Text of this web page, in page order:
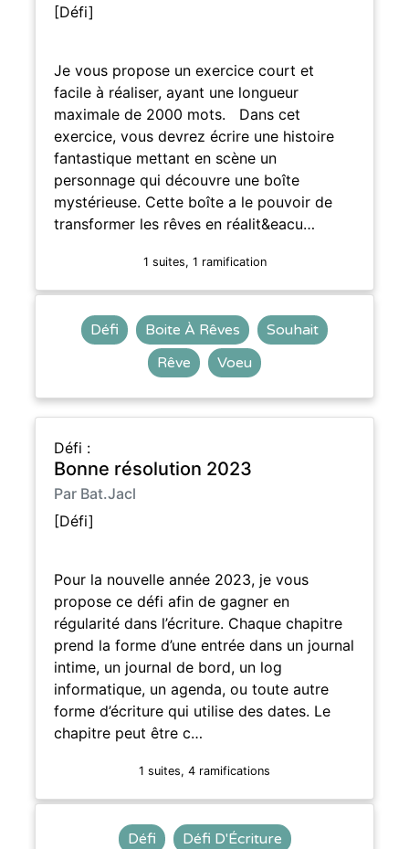
[Défi]
Je vous propose un exercice court et
facile à réaliser, ayant une longueur
maximale de 2000 mots. Dans cet
exercice, vous devrez écrire une histoire
fantastique mettant en scène un
personnage qui découvre une boîte
mystérieuse. Cette boîte a le pouvoir de
transformer les rêves en réalit&eacu…
1 suites, 1 ramification
Défi Boite À Rêves
Souhait
Rêve
Voeu
Défi :
Bonne résolution 2023
Par Bat.Jacl
[Défi]
Pour la nouvelle année 2023, je vous
propose ce défi afin de gagner en
régularité dans l’écriture. Chaque chapitre
prend la forme d’une entrée dans un journal
intime, un journal de bord, un log
informatique, un agenda, ou toute autre
forme d’écriture qui utilise des dates. Le
chapitre peut être c…
1 suites, 4 ramifications
Défi
Défi D'Écriture